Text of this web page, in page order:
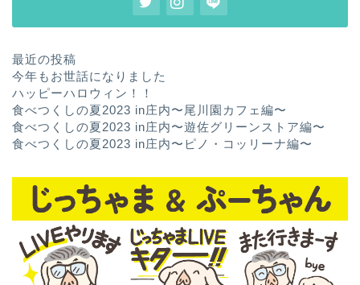
最近の投稿
今年もお世話になりました
ハッピーハロウィン！！
食べつくしの夏2023 in庄内〜尾川園カフェ編〜
食べつくしの夏2023 in庄内〜遊佐グリーンストア編〜
食べつくしの夏2023 in庄内〜ピノ・コッリーナ編〜
ホーム